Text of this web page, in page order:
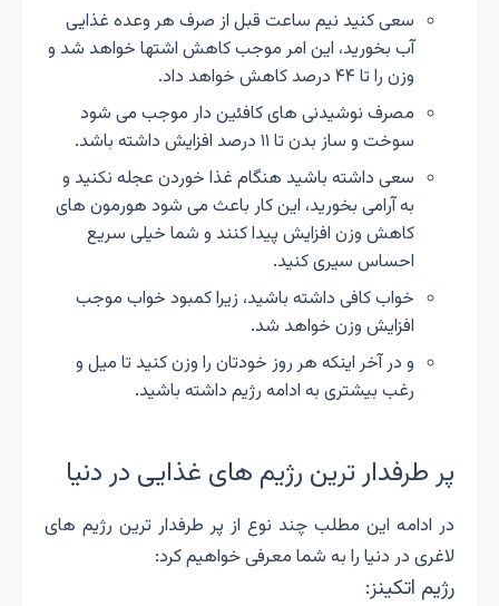
سعی کنید نیم ساعت قبل از صرف هر وعده غذایی
آب بخورید، این امر موجب کاهش اشتها خواهد شد و
وزن را تا ۴۴ درصد کاهش خواهد داد.
مصرف نوشیدنی های کافئین دار موجب می شود
سوخت و ساز بدن تا ۱۱ درصد افزایش داشته باشد.
سعی داشته باشید هنگام غذا خوردن عجله نکنید و
به آرامی بخورید، این کار باعث می شود هورمون های
کاهش وزن افزایش پیدا کنند و شما خیلی سریع
احساس سیری کنید.
خواب کافی داشته باشید، زیرا کمبود خواب موجب
افزایش وزن خواهد شد.
و در آخر اینکه هر روز خودتان را وزن کنید تا میل و
رغب بیشتری به ادامه رژیم داشته باشید.
پر طرفدار ترین رژیم های غذایی در دنیا
در ادامه این مطلب چند نوع از پر طرفدار ترین رژیم های
لاغری در دنیا را به شما معرفی خواهیم کرد:
رژیم اتکینز: